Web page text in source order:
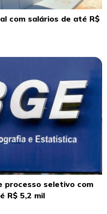
com salários de até R$
processo seletivo com
R$ 5,2 mil